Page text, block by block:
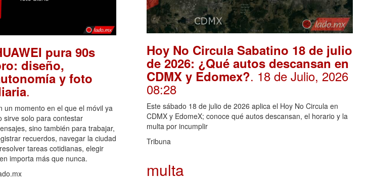
pura 90s
diseño,
y foto
.
un momento en el que el móvil ya
sirve solo para contestar
sino también para trabajar,
recuerdos, navegar la ciudad
tareas cotidianas, elegir
importa más que nunca.
Hoy No Circula Sabatino 18 de julio
de 2026: ¿Qué autos descansan en
CDMX y Edomex?. 18 de Julio, 2026
08:28
Este sábado 18 de julio de 2026 aplica el Hoy No Circula en
CDMX y EdomeX; conoce qué autos descansan, el horario y la
multa por incumplir
Tribuna
multa